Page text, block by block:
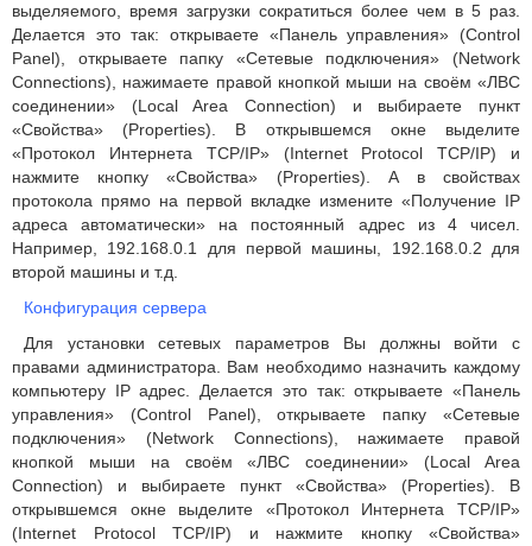
выделяемого, время загрузки сократиться более чем в 5 раз.
Делается это так: открываете «Панель управления» (Control
Panel), открываете папку «Сетевые подключения» (Network
Connections), нажимаете правой кнопкой мыши на своём «ЛВС
соединении» (Local Area Connection) и выбираете пункт
«Свойства» (Properties). В открывшемся окне выделите
«Протокол Интернета TCP/IP» (Internet Protocol TCP/IP) и
нажмите кнопку «Свойства» (Properties). А в свойствах
протокола прямо на первой вкладке измените «Получение IP
адреса автоматически» на постоянный адрес из 4 чисел.
Например, 192.168.0.1 для первой машины, 192.168.0.2 для
второй машины и т.д.
Конфигурация сервера
Для установки сетевых параметров Вы должны войти с
правами администратора. Вам необходимо назначить каждому
компьютеру IP адрес. Делается это так: открываете «Панель
управления» (Control Panel), открываете папку «Сетевые
подключения» (Network Connections), нажимаете правой
кнопкой мыши на своём «ЛВС соединении» (Local Area
Connection) и выбираете пункт «Свойства» (Properties). В
открывшемся окне выделите «Протокол Интернета TCP/IP»
(Internet Protocol TCP/IP) и нажмите кнопку «Свойства»